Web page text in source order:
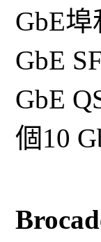
GbE
GbE
GbE
個10